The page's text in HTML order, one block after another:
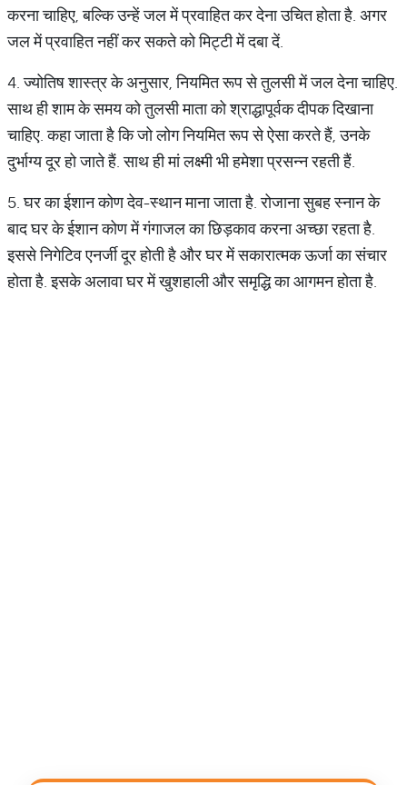
करना चाहिए, बल्कि उन्हें जल में प्रवाहित कर देना उचित होता है. अगर
जल में प्रवाहित नहीं कर सकते को मिट्टी में दबा दें.
4. ज्योतिष शास्त्र के अनुसार, नियमित रूप से तुलसी में जल देना चाहिए.
साथ ही शाम के समय को तुलसी माता को श्राद्धापूर्वक दीपक दिखाना
चाहिए. कहा जाता है कि जो लोग नियमित रूप से ऐसा करते हैं, उनके
दुर्भाग्य दूर हो जाते हैं. साथ ही मां लक्ष्मी भी हमेशा प्रसन्न रहती हैं.
5. घर का ईशान कोण देव-स्थान माना जाता है. रोजाना सुबह स्नान के
बाद घर के ईशान कोण में गंगाजल का छिड़काव करना अच्छा रहता है.
इससे निगेटिव एनर्जी दूर होती है और घर में सकारात्मक ऊर्जा का संचार
होता है. इसके अलावा घर में खुशहाली और समृद्धि का आगमन होता है.